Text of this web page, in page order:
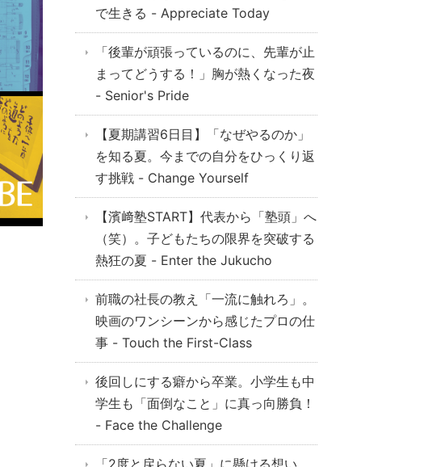
で生きる - Appreciate Today
「後輩が頑張っているのに、先輩が止
まってどうする！」胸が熱くなった夜
- Senior's Pride
【夏期講習6日目】「なぜやるのか」
を知る夏。今までの自分をひっくり返
す挑戦 - Change Yourself
【濱﨑塾START】代表から「塾頭」へ
（笑）。子どもたちの限界を突破する
熱狂の夏 - Enter the Jukucho
前職の社長の教え「一流に触れろ」。
映画のワンシーンから感じたプロの仕
事 - Touch the First-Class
後回しにする癖から卒業。小学生も中
学生も「面倒なこと」に真っ向勝負！
- Face the Challenge
「2度と戻らない夏」に懸ける想い。